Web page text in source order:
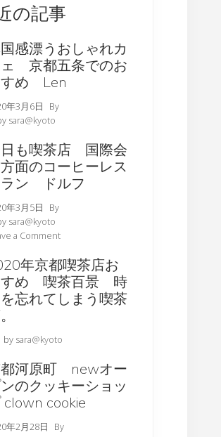
の記事
感漂うおしゃれカ
京都五条でのお
め Len
年3月6日
By
sara@kyoto
も喫茶店 国際会
面のコーヒーレス
ラン ドルフ
年3月5日
By
sara@kyoto
a Comment
年京都喫茶店お
め 喫茶百景 時
忘れてしまう喫茶
by sara@kyoto
河原町 newオー
のクッキーショッ
clown cookie
年2月28日
By